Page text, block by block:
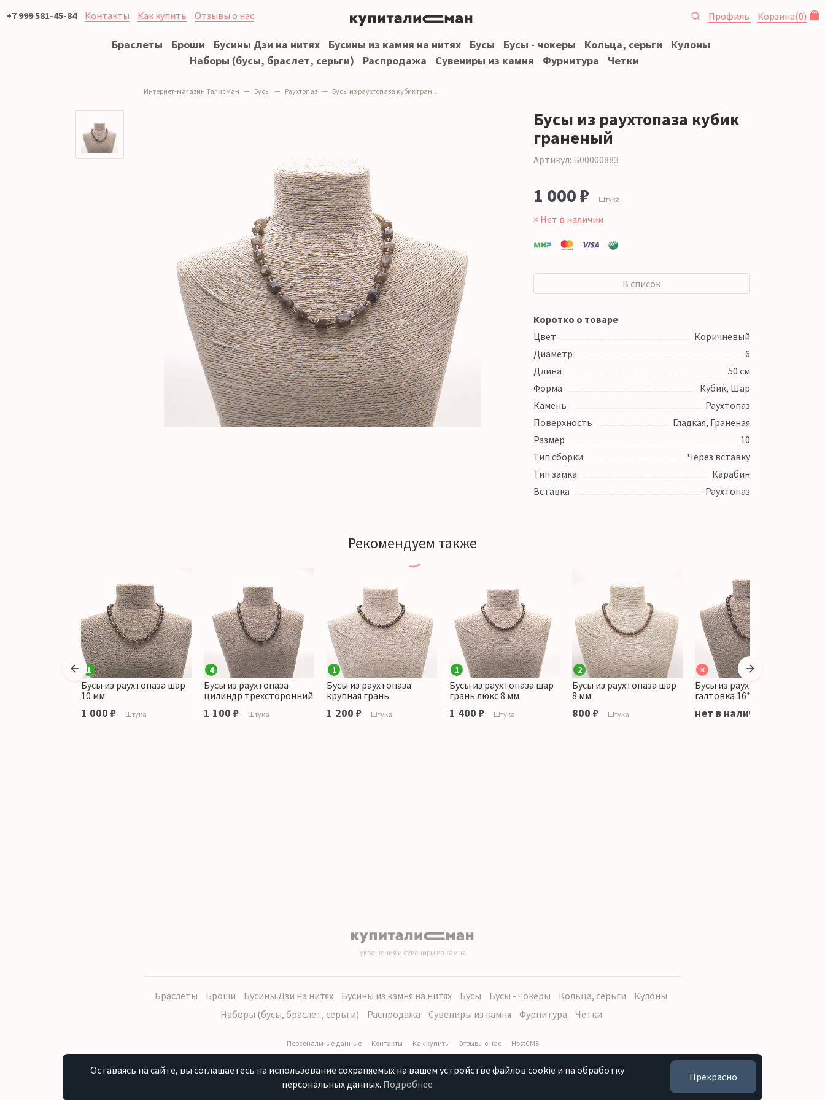
+7 999 581-45-84 Контакты Как купить Отзывы о нас Профиль Корзина(0)
Браслеты Броши Бусины Дзи на нитях Бусины из камня на нитях Бусы Бусы - чокеры Кольца, серьги
Кулоны
Наборы (бусы, браслет, серьги)
Распродажа Сувениры из камня Фурнитура Четки
Интернет-магазин Талисман Бусы Раухтопаз Бусы из раухтопаза кубик граненый
Бусы из раухтопаза кубик
граненый
Артикул: Б00000883
1 000 ₽ Штука
× Нет в наличии
В список
Коротко о товаре
Цвет
Коричневый
Диаметр
6
Длина
50 см
Форма
Кубик, Шар
Камень
Раухтопаз
Поверхность
Гладкая, Граненая
Размер
10
Тип сборки
Через вставку
Тип замка
Карабин
Вставка
Раухтопаз
Рекомендуем также
1
Бусы из раухтопаза шар
10 мм
1 000 ₽ Штука
4
Бусы из раухтопаза
цилиндр трехсторонний
1 100 ₽ Штука
1
Бусы из раухтопаза
крупная грань
1 200 ₽ Штука
1
Бусы из раухтопаза шар
грань люкс 8 мм
1 400 ₽ Штука
2
Бусы из раухтопаза шар
8 мм
800 ₽ Штука
×
Бусы из раухтопаза
галтовка 16*11 мм
нет в наличии
украшения и сувениры из камня
Браслеты Броши Бусины Дзи на нитях Бусины из камня на нитях Бусы Бусы - чокеры Кольца, серьги
Кулоны
Наборы (бусы, браслет, серьги)
Распродажа Сувениры из камня Фурнитура Четки
Персональные данные Контакты Как купить Отзывы о нас HostCMS
Оставаясь на сайте, вы соглашаетесь на использование сохраняемых на вашем устройстве файлов cookie и на обработку
персональных данных. Подробнее
Прекрасно